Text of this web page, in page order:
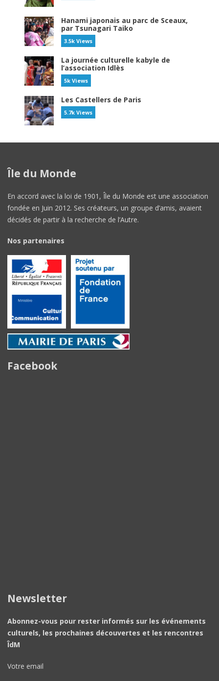
Hanami japonais au parc de Sceaux,
par Tsunagari Taiko
3.5k Views
La journée culturelle kabyle de
l’association Idlès
5k Views
Les Castellers de Paris
5.7k Views
Île du Monde
En accord avec la loi de 1901, Île du Monde est une association
fondée en Juin 2012. Ses créateurs, un groupe d’amis, avaient
décidés de partir à la recherche de l’Autre.
Nos partenaires
Facebook
Newsletter
Abonnez-vous pour rester informés sur les événements
culturels, les prochaines découvertes et les rencontres
ÎdM
Votre email